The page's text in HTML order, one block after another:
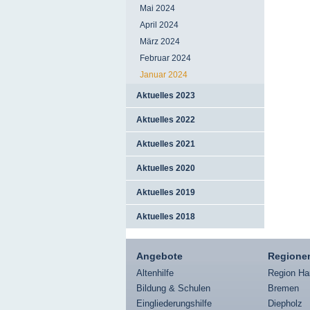
Mai 2024
April 2024
März 2024
Februar 2024
Januar 2024
Aktuelles 2023
Aktuelles 2022
Aktuelles 2021
Aktuelles 2020
Aktuelles 2019
Aktuelles 2018
Angebote
Altenhilfe
Bildung & Schulen
Eingliederungshilfe
Region
Bremen
Diepholz